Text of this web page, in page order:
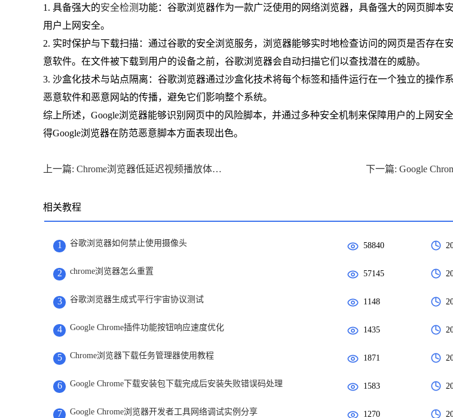
1. 具备强大的安全检测功能：谷歌浏览器作为一款广泛使用的网络浏览器，具备强大的网页脚本
用户上网安全。
2. 实时保护与下载扫描：通过谷歌的安全浏览服务，浏览器能够实时地检查访问的网页是否存在
意软件。在文件被下载到用户的设备之前，谷歌浏览器会自动扫描它们以查找潜在的威胁。
3. 沙盒化技术与站点隔离：谷歌浏览器通过沙盒化技术将每个标签和插件运行在一个独立的操作
恶意软件和恶意网站的传播，避免它们影响整个系统。
综上所述，Google浏览器能够识别网页中的风险脚本，并通过多种安全机制来保障用户的上网安
得Google浏览器在防范恶意脚本方面表现出色。
上一篇: Chrome浏览器低延迟视频播放体验分析
相关教程
1 谷歌浏览器如何禁止使用摄像头 58840
2 chrome浏览器怎么重置 57145
3 谷歌浏览器生成式平行宇宙协议测试 1148
4 Google Chrome插件功能按钮响应速度优化 1435
5 Chrome浏览器下载任务管理器使用教程 1871
6 Google Chrome下载安装包下载完成后安装失败错误码处理 1583
7 Google Chrome浏览器开发者工具网络调试实例分享 1270